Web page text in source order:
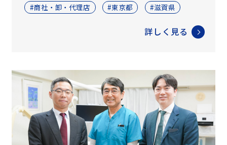
#商社・卸・代理店
#東京都 #滋賀県
詳しく見る